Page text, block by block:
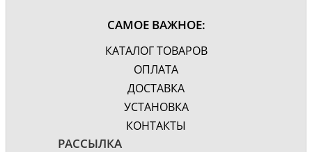
САМОЕ ВАЖНОЕ:
КАТАЛОГ ТОВАРОВ
ОПЛАТА
ДОСТАВКА
УСТАНОВКА
КОНТАКТЫ
РАССЫЛКА